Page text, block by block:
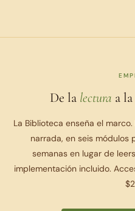
De la lectura a
La Biblioteca enseña el
narrada, en seis módulos
semanas en lugar de
implementación incluido.